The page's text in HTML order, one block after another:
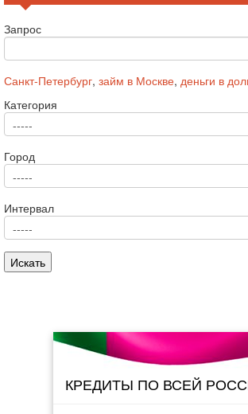
Запрос
Санкт-Петербург, займ в Москве, деньги в
Категория
Город
Интервал
КРЕДИТЫ ПО ВСЕЙ